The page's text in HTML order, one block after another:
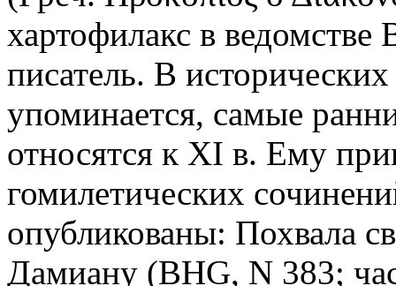
хартофилакс в
писатель. В
упоминается, самые
относятся к XI в. Ему
гомилетических
опубликованы: Похвала
Дамиану (BHG, N 383;